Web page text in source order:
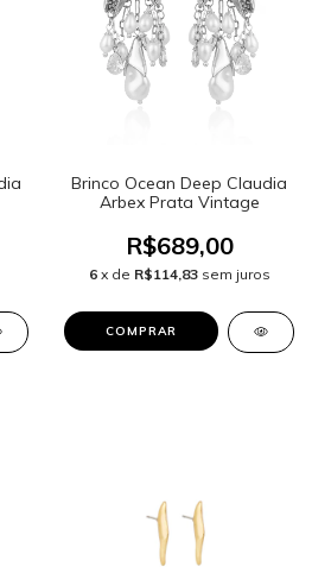
Brinco Ocean Deep Claudia
Arbex Prata Vintage
R$689,00
6 x de R$114,83 sem juros